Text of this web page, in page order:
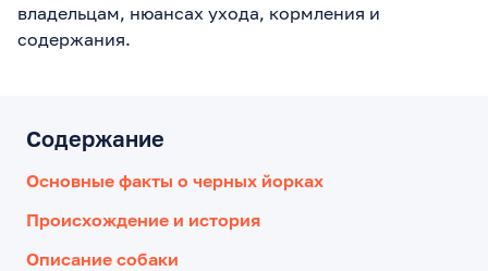
владельцам, нюансах ухода, кормления и
содержания.
Содержание
Основные факты о черных йорках
Происхождение и история
Описание собаки